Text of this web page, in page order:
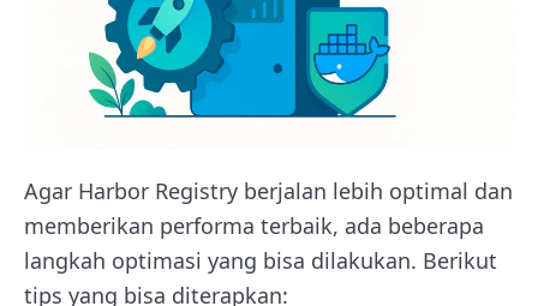
Agar Harbor Registry berjalan lebih optimal dan
memberikan performa terbaik, ada beberapa
langkah optimasi yang bisa dilakukan. Berikut
tips yang bisa diterapkan: